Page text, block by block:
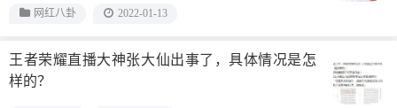
网红八卦 2022-01-13
王者荣耀直播大神张大仙出事了，具体情况是怎
样的？